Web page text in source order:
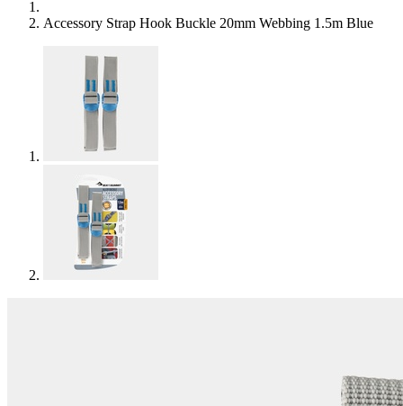
Accessory Strap Hook Buckle 20mm Webbing 1.5m Blue